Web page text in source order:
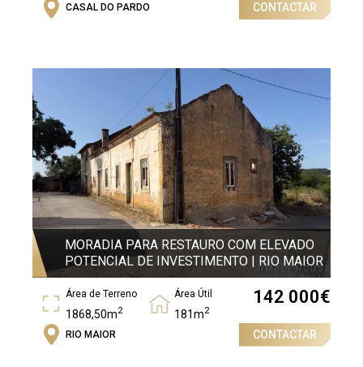
Área Bruta
CASAL DO PARDO CONTACTAR
MORADIA PARA RESTAURO COM ELEVADO
POTENCIAL DE INVESTIMENTO | RIO MAIOR
Área de Terreno
1868,50m2
Área Útil
181m2
Área Bruta
142 000€
RIO MAIOR CONTACTAR